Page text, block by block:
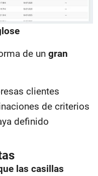
de un gran
clientes
de criterios
definido
las casillas